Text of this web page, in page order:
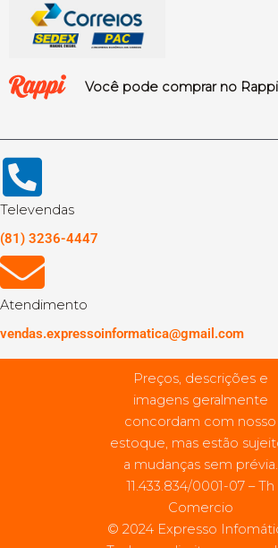
Você pode comprar no Rappi
Televendas
(81) 3236-4447
Atendimento
vendas.expressoinformatica@gmail.com
Preços, descrições e
imagens geralmente
concordam com nosso
estoque, mas estão
a mudanças sem prévia.
11.433.834/0001-07 – Th
Comercio
© 2024 Expresso